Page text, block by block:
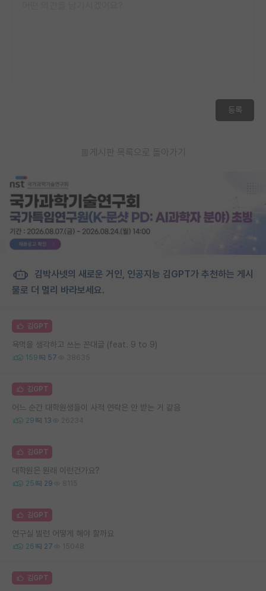
등록
게시판 목록으로 돌아가기
김박사넷의 새로운 거인, 인공지능 김GPT가 추천하는 게시
물로 더 멀리 바라보세요.
김GPT
욕먹을 생각하고 쓰는 꼰대글 (feat. 9 to 9)
159 57 38635
김GPT
어느 순간 대학원생들이 사적 연락은 안 받는 거 같음
29 13 26234
김GPT
대학원은 원래 이런건가요?
25 29 8115
김GPT
연구실 빌런 어떻게 해야 할까요
26 27 15048
김GPT